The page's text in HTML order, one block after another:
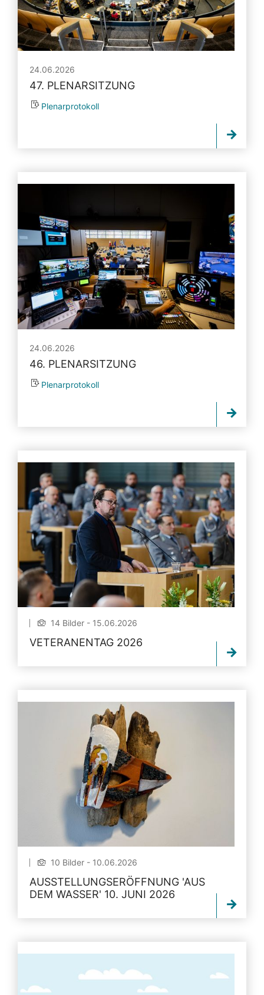
24.06.2026
47. PLENARSITZUNG
Plenarprotokoll
24.06.2026
46. PLENARSITZUNG
Plenarprotokoll
14 Bilder - 15.06.2026
VETERANENTAG 2026
10 Bilder - 10.06.2026
AUSSTELLUNGSERÖFFNUNG 'AUS
DEM WASSER' 10. JUNI 2026